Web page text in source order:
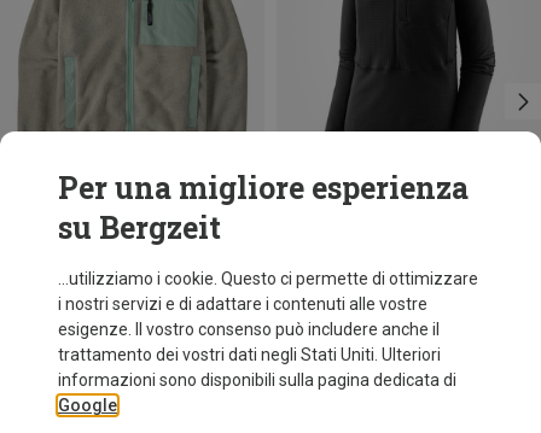
Risparmi 32%
Per una migliore esperienza
su Bergzeit
...utilizziamo i cookie. Questo ci permette di ottimizzare
i nostri servizi e di adattare i contenuti alle vostre
esigenze. Il vostro consenso può includere anche il
trattamento dei vostri dati negli Stati Uniti. Ulteriori
informazioni sono disponibili sulla pagina dedicata di
Google